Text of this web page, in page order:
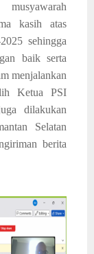
kasih atas
sehingga
baik serta
menjalankan
Ketua PSI
dilakukan
Selatan
berita